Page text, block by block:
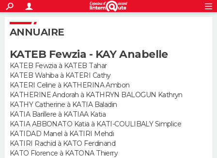
ACTUALITÉS
Politique
Société
Faits Divers
Education
Monde
Villes
+
SPORT
Coupe du monde 2026
Football
Tennis
Cyclisme
Rugby
Forum
CULTURE
Programme TV
TNTStreaming
Cinéma
Sorties cinéma
Musique
+
FINANCE
Retraite
Impôts
Epargne
Immobilier
Risques naturels par ville
Banque
Assurance
Crédit
AUTO
Essais
Réserver un essai
Citadines
Berlines
SUV
Forum auto
+
HIGH-TECH
Mobiles
Meilleur smartphone
Internet
Ordinateurs
Jeux vidéo
Guide high-tech
+
BRICOLAGE
S'inscrire
Connexion
ANNUAIRE
KATEB Fewzia - KAY Anabelle
KATEB Fewzia à KATEB Tahar
KATEB Wahiba à KATERI Cathy
KATERI Celine à KATHERINA Ambon
KATHERINE Andorah à KATHRYN BALOGUN Kathryn
KATHY Catherine à KATIA Baladin
KATIA Barillere à KATIAA Katia
KATIA ABBONATO Katia à KATI-COULIBALY Simplice
KATIDAD Manel à KATIRI Mehdi
KATIRI Rachid à KATO Ferdinand
KATO Florence à KATONA Thierry